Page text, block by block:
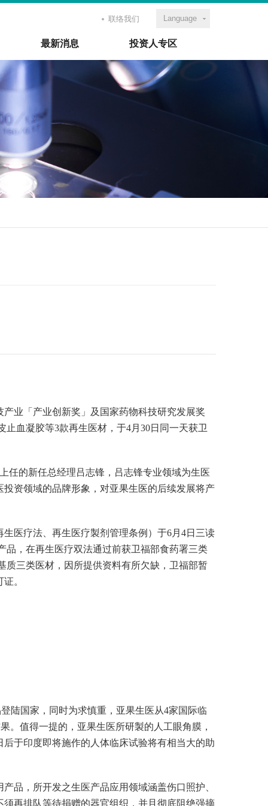
最新消息 投资人专区
联络我们 Language
业「产业创新奖」及国家药物科技研究发展奖
血凝胶等3款再生医材，于4月30日同一天获卫
任的新任总经理吕志锋，吕志锋专业领域为生医
资领域的品牌形象，对亚果生医的后续发展将产
医疗法、再生医疗製剂管理条例）于6月4日三读
品，在再生医疗双法通过前获卫福部食药署三类
质三类医材，因所提供资料有所欠缺，卫福部暂
。
陆国家，同时为求慎重，亚果生医从4家国际临
。值得一提的，亚果生医所研製的人工眼角膜，
于印度即将施作的人体临床试验将有相当大的助
品，所开发之生医产品应用领域涵盖伤口照护、
再排队等待捐赠的器官组织，并且彻底阻绝强摘